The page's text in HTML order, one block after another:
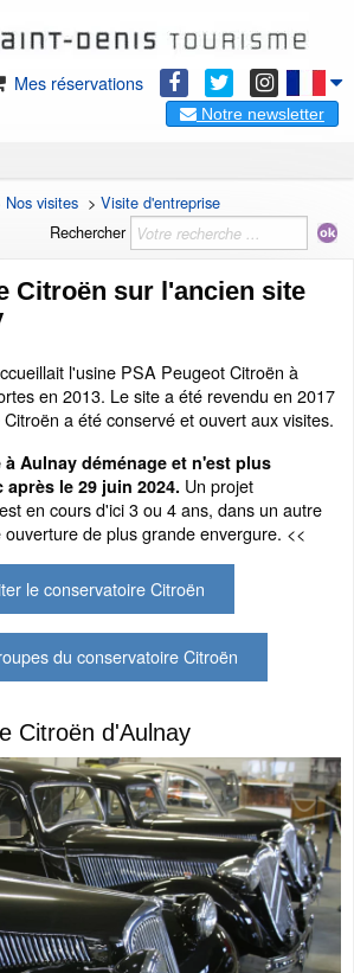
Mes réservations
Notre newsletter
Nos visites > Visite d'entreprise
Rechercher
Citroën sur l'ancien site
l'usine PSA Peugeot Citroën à
en 2013. Le site a été revendu en 2017
a été conservé et ouvert aux visites.
Aulnay déménage et n'est plus
le 29 juin 2024. Un projet
en cours d'ici 3 ou 4 ans, dans un autre
de plus grande envergure. <<
le conservatoire Citroën
du conservatoire Citroën
Citroën d'Aulnay